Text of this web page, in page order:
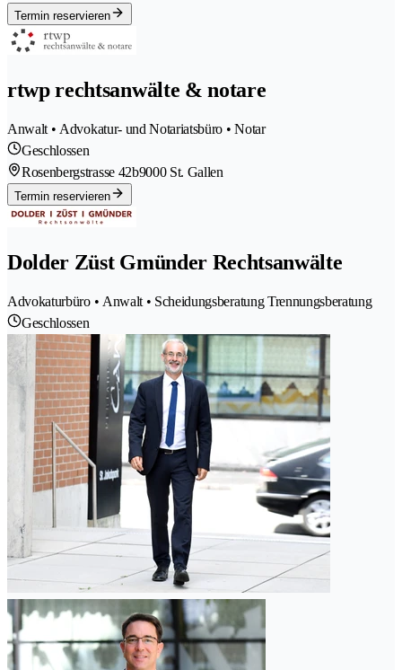
Termin reservieren
rtwp rechtsanwälte & notare
Anwalt • Advokatur- und Notariatsbüro • Notar
Geschlossen
Rosenbergstrasse 42b9000 St. Gallen
Termin reservieren
Dolder Züst Gmünder Rechtsanwälte
Advokaturbüro • Anwalt • Scheidungsberatung Trennungsberatung
Geschlossen